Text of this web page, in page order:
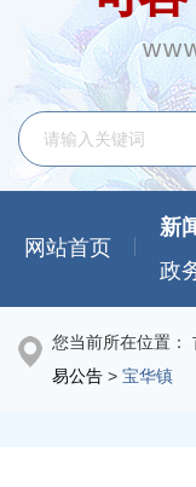
网站首页
新
政
您当前所在位置：
易公告 > 宝华镇